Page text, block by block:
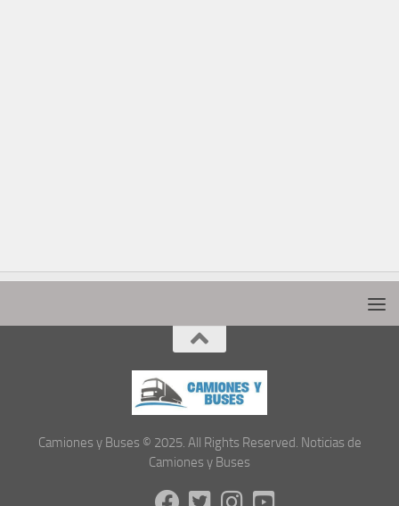
Camiones y Buses © 2025. All Rights Reserved. Noticias de
Camiones y Buses